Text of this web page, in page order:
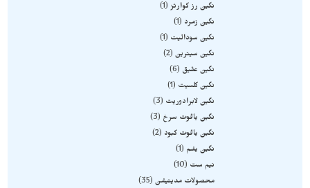
نگین رز کوارتز 1
نگین زمرد
1
نگین سودالیت
1
نگین سیترین 2
نگین عقیق
6
نگین کلسیت
1
نگین لابرادوریت
3
نگین یاقوت سرخ
3
نگین یاقوت کبود
2
نگین یشم
1
نیم ست
10
محصولات مدیتیشن 35